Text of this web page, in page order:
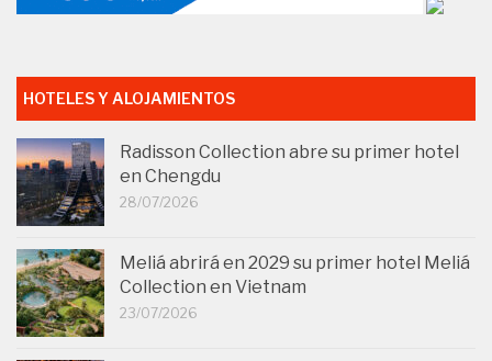
HOTELES Y ALOJAMIENTOS
Radisson Collection abre su primer hotel
en Chengdu
28/07/2026
Meliá abrirá en 2029 su primer hotel Meliá
Collection en Vietnam
23/07/2026